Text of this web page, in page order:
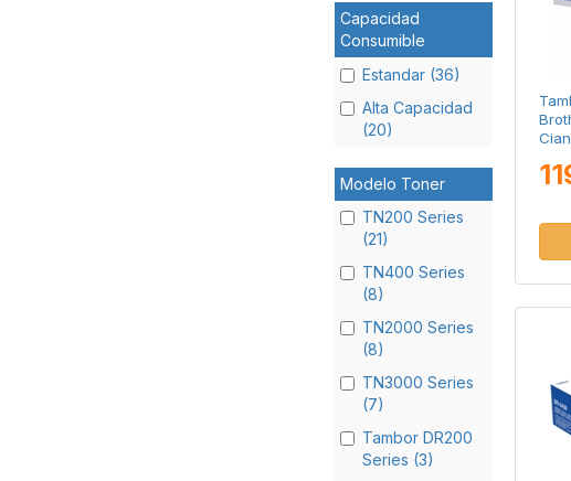
Capacidad
Consumible
Estandar (36)
Alta Capacidad
(20)
Modelo Toner
TN200 Series
(21)
TN400 Series
(8)
TN2000 Series
(8)
TN3000 Series
(7)
Tambor DR200
Series (3)